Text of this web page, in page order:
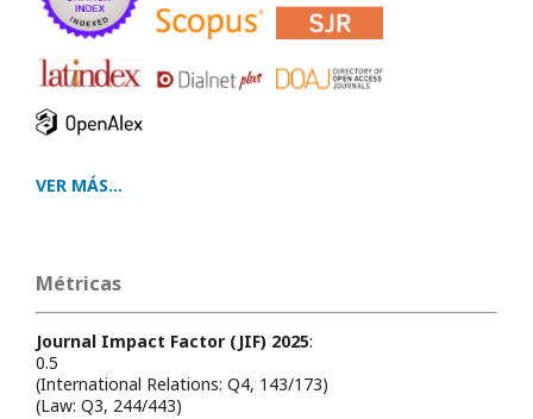
VER MÁS...
Métricas
Journal Impact Factor (JIF) 2025:
0.5
(International Relations: Q4, 143/173)
(Law: Q3, 244/443)